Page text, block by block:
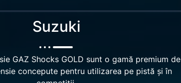
Suzuki
GAZ Shocks GOLD sunt o gamă premium de
concepute pentru utilizarea pe pistă și în